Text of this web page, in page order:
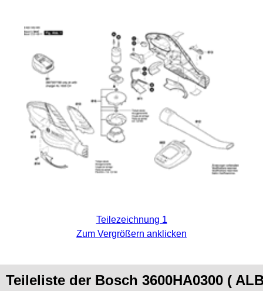
Teilezeichnung 1
Zum Vergrößern anklicken
Teileliste der Bosch 3600HA0300 (